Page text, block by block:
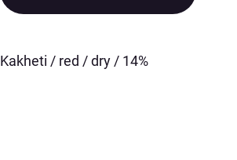
Kakheti / red / dry / 14%